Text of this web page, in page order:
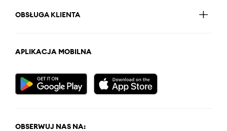
OBSŁUGA KLIENTA
APLIKACJA MOBILNA
OBSERWUJ NAS NA: